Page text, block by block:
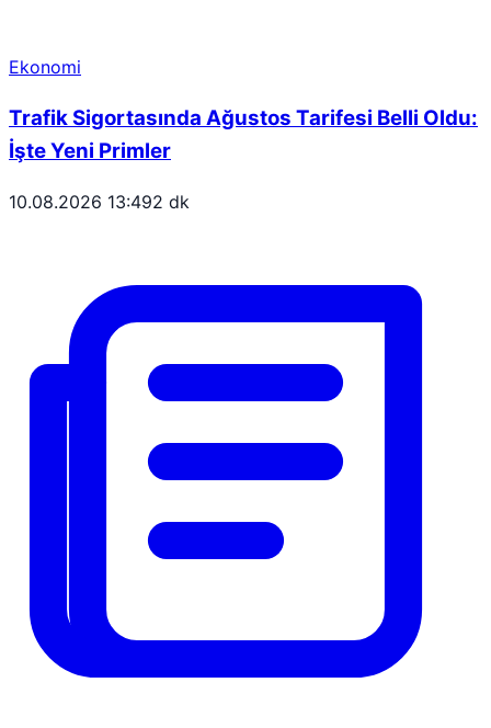
Ekonomi
Trafik Sigortasında Ağustos Tarifesi Belli Oldu:
İşte Yeni Primler
10.08.2026 13:492 dk